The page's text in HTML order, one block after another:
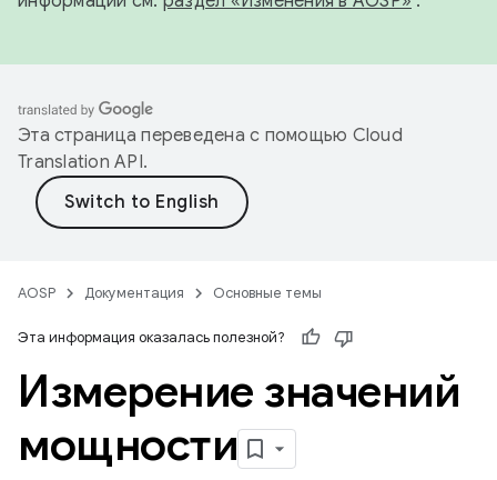
Эта страница переведена с помощью Cloud
Translation API.
AOSP Документация Основные темы
Эта информация оказалась полезной?
Измерение значений
мощности